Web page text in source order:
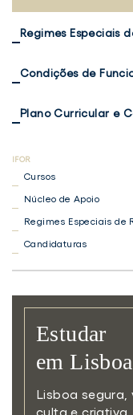
Regimes Especiais
Condições de
Plano Curricular e
Cursos
Núcleo de Apoio
Regimes Especiais de
Candidaturas
Estudar
em Lisboa
Lisboa segura,
culta e criativa.